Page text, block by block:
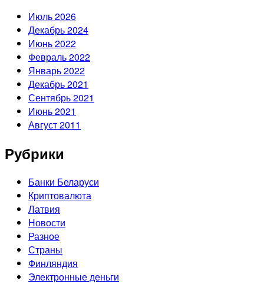
Июль 2026
Декабрь 2024
Июнь 2022
Февраль 2022
Январь 2022
Декабрь 2021
Сентябрь 2021
Июнь 2021
Август 2011
Рубрики
Банки Беларуси
Криптовалюта
Латвия
Новости
Разное
Страны
Финляндия
Электронные деньги